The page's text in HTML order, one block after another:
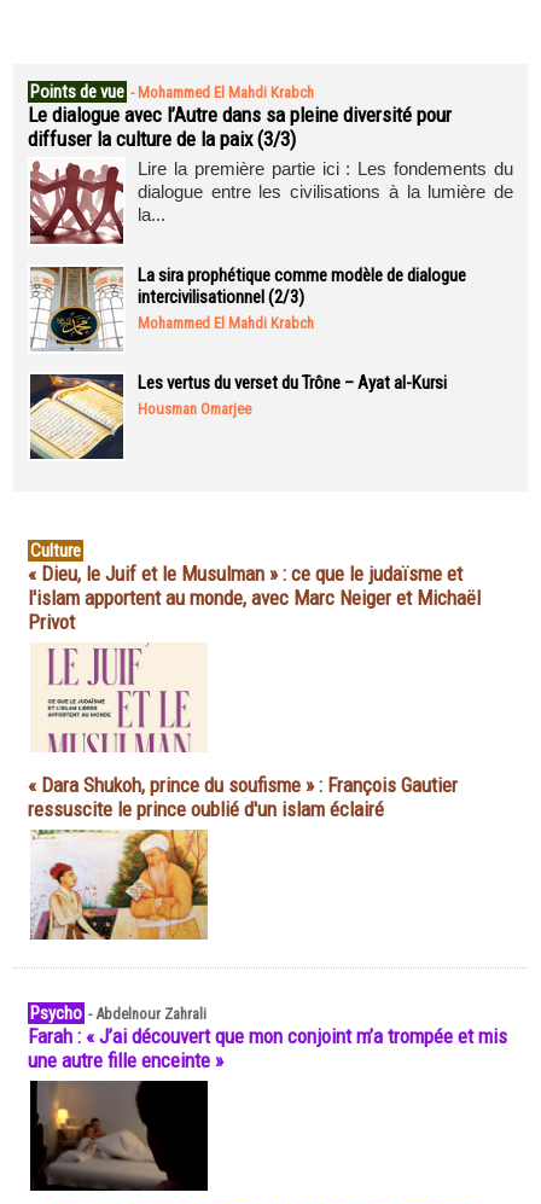
Points de vue - Mohammed El Mahdi Krabch
Le dialogue avec l’Autre dans sa pleine diversité pour
diffuser la culture de la paix (3/3)
Lire la première partie ici : Les fondements du
dialogue entre les civilisations à la lumière de
la...
La sira prophétique comme modèle de dialogue
intercivilisationnel (2/3)
Mohammed El Mahdi Krabch
Les vertus du verset du Trône – Ayat al-Kursi
Housman Omarjee
Culture
« Dieu, le Juif et le Musulman » : ce que le judaïsme et
l'islam apportent au monde, avec Marc Neiger et Michaël
Privot
« Dara Shukoh, prince du soufisme » : François Gautier
ressuscite le prince oublié d'un islam éclairé
Psycho -Abdelnour Zahrali
Farah : « J’ai découvert que mon conjoint m’a trompée et mis
une autre fille enceinte »